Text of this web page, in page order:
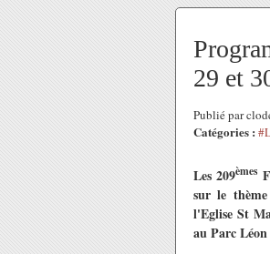
29 et
Publié par
Catégories :
Les 209èmes
sur le thème
l'Eglise St
au Parc